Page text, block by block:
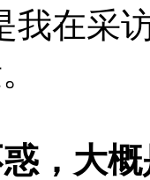
我在采
大概